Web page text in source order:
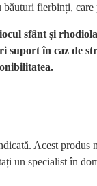
fierbinți,
sfânt și
suport în caz de
Acest
un specialist în